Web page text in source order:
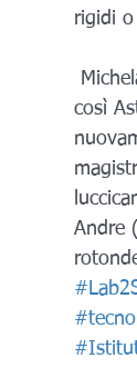
rigidi
così
Andre